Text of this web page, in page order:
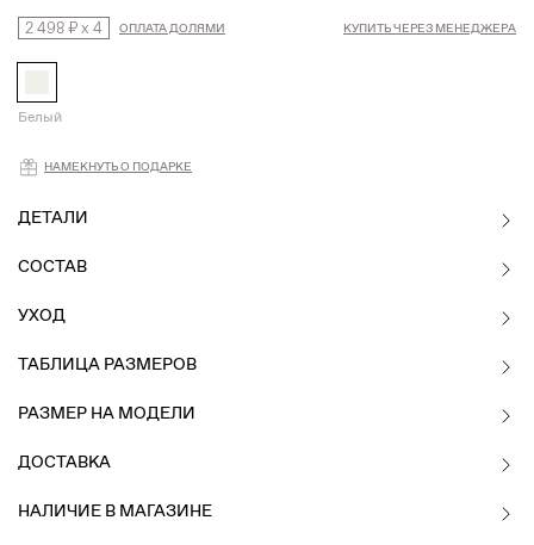
2 498 ₽x 4 ОПЛАТА ДОЛЯМИ КУПИТЬ ЧЕРЕЗ МЕНЕДЖЕРА
Белый
Намекнуть о подарке
НАМЕКНУТЬ О ПОДАРКЕ
ДЕТАЛИ
СОСТАВ
УХОД
ТАБЛИЦА РАЗМЕРОВ
РАЗМЕР НА МОДЕЛИ
ДОСТАВКА
НАЛИЧИЕ В МАГАЗИНЕ